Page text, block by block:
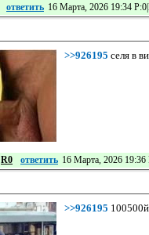
ответить 16 Марта, 2026 19:34
>>926195 селя в
R0 ответить 16 Марта, 2026
>>926195